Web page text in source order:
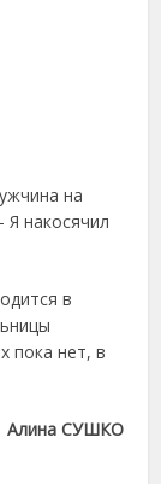
на
накосячил
в
пока нет, в
Алина СУШКО